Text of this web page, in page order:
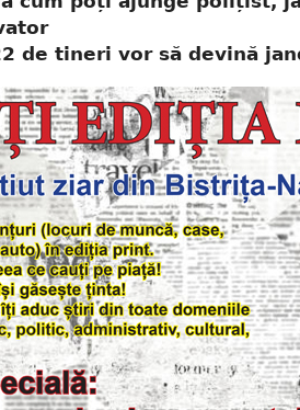
de tineri vor să devină